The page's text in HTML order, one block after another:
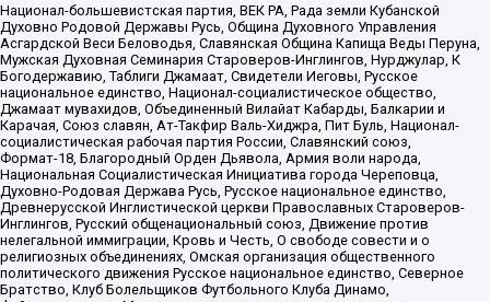
Национал-большевистская партия, ВЕК РА, Рада земли Кубанской
Духовно Родовой Державы Русь, Община Духовного Управления
Асгардской Веси Беловодья, Славянская Община Капища Веды Перуна,
Мужская Духовная Семинария Староверов-Инглингов, Нурджулар, К
Богодержавию, Таблиги Джамаат, Свидетели Иеговы, Русское
национальное единство, Национал-социалистическое общество,
Джамаат мувахидов, Объединенный Вилайат Кабарды, Балкарии и
Карачая, Союз славян, Ат-Такфир Валь-Хиджра, Пит Буль, Национал-
социалистическая рабочая партия России, Славянский союз,
Формат-18, Благородный Орден Дьявола, Армия воли народа,
Национальная Социалистическая Инициатива города Череповца,
Духовно-Родовая Держава Русь, Русское национальное единство,
Древнерусской Инглистической церкви Православных Староверов-
Инглингов, Русский общенациональный союз, Движение против
нелегальной иммиграции, Кровь и Честь, О свободе совести и о
религиозных объединениях, Омская организация общественного
политического движения Русское национальное единство, Северное
Братство, Клуб Болельщиков Футбольного Клуба Динамо,